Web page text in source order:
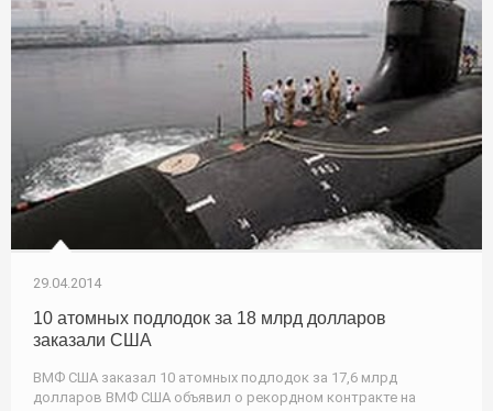
29.04.2014
10 атомных подлодок за 18 млрд долларов
заказали США
ВМФ США заказал 10 атомных подлодок за 17,6 млрд
долларов ВМФ США объявил о рекордном контракте на